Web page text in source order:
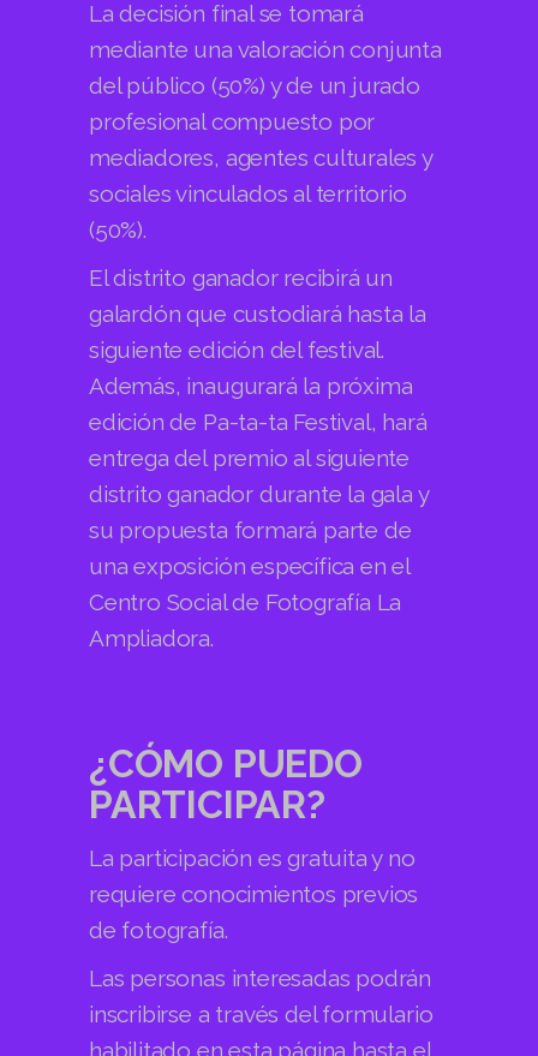
La decisión final se tomará
mediante una valoración conjunta
del público (50%) y de un jurado
profesional compuesto por
mediadores, agentes culturales y
sociales vinculados al territorio
(50%).
El distrito ganador recibirá un
galardón que custodiará hasta la
siguiente edición del festival.
Además, inaugurará la próxima
edición de Pa-ta-ta Festival, hará
entrega del premio al siguiente
distrito ganador durante la gala y
su propuesta formará parte de
una exposición específica en el
Centro Social de Fotografía La
Ampliadora.
¿CÓMO PUEDO
PARTICIPAR?
La participación es gratuita y no
requiere conocimientos previos
de fotografía.
Las personas interesadas podrán
inscribirse a través del formulario
habilitado en esta página hasta el